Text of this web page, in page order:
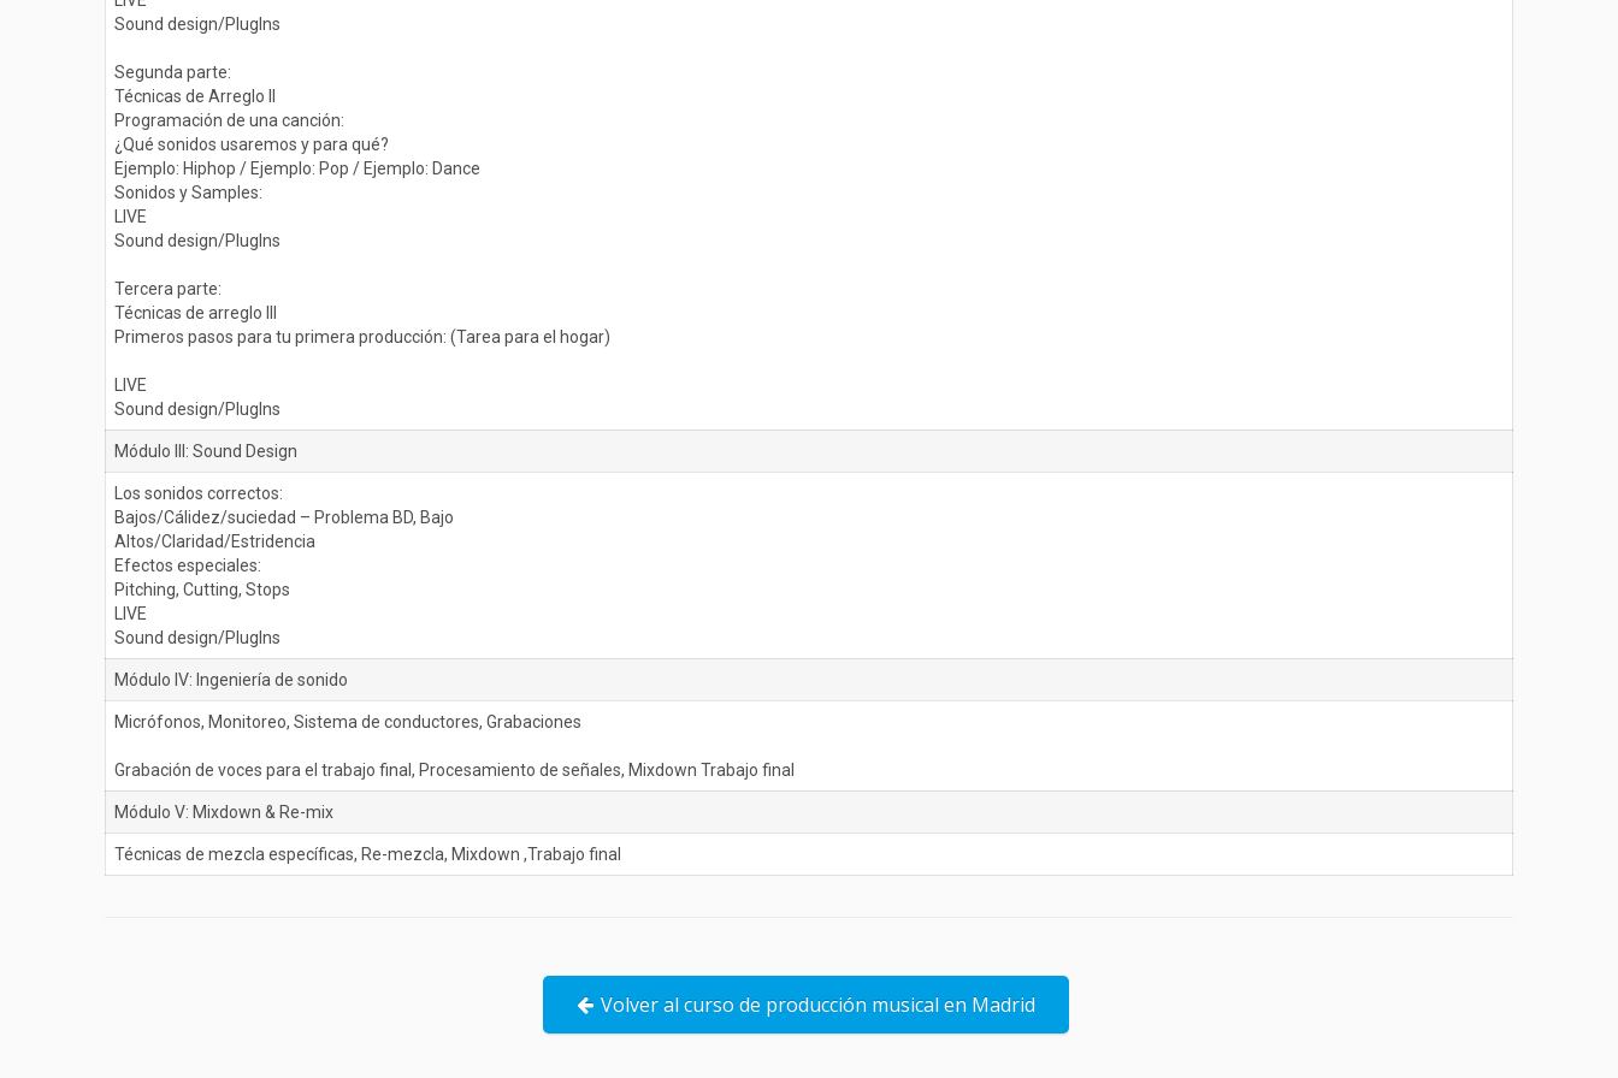
Sound design/PlugIns
Segunda parte:
Técnicas de Arreglo II
Programación de una canción:
¿Qué sonidos usaremos y para qué?
Ejemplo: Hiphop / Ejemplo: Pop / Ejemplo: Dance
Sonidos y Samples:
LIVE
Sound design/PlugIns
Tercera parte:
Técnicas de arreglo III
Primeros pasos para tu primera producción: (Tarea para el hogar)
LIVE
Sound design/PlugIns
Módulo III: Sound Design
Los sonidos correctos:
Bajos/Cálidez/suciedad – Problema BD, Bajo
Altos/Claridad/Estridencia
Efectos especiales:
Pitching, Cutting, Stops
LIVE
Sound design/PlugIns
Módulo IV: Ingeniería de sonido
Micrófonos, Monitoreo, Sistema de conductores, Grabaciones
Grabación de voces para el trabajo final, Procesamiento de señales, Mixdown Trabajo final
Módulo V: Mixdown & Re-mix
Técnicas de mezcla específicas, Re-mezcla, Mixdown ,Trabajo final
Volver al curso de producción musical en Madrid